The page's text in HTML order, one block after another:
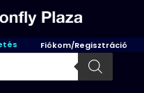
Fiókom/Regisztráció